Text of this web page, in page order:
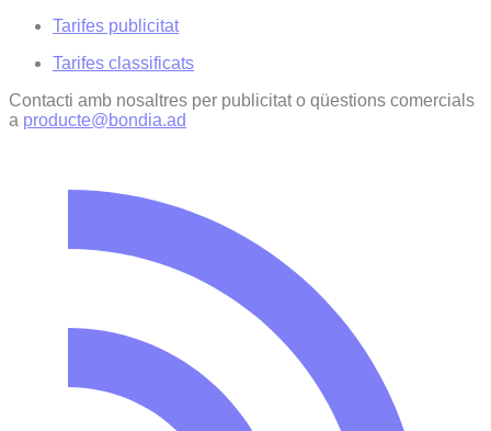
Tarifes publicitat
Tarifes classificats
Contacti amb nosaltres per publicitat o qüestions comercials
a producte@bondia.ad